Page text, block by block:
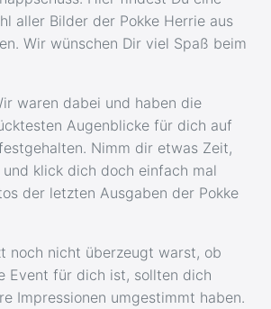
aller Bilder der Pokke Herrie aus
Wir wünschen Dir viel Spaß beim
waren dabei und haben die
Augenblicke für dich auf
Nimm dir etwas Zeit,
klick dich doch einfach mal
der letzten Ausgaben der Pokke
noch nicht überzeugt warst, ob
Event für dich ist, sollten dich
Impressionen umgestimmt haben.